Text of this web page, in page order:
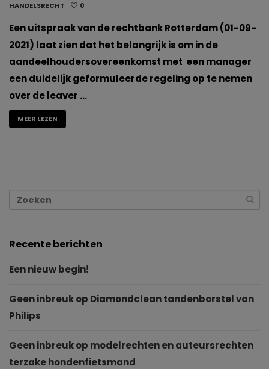
HANDELSRECHT
0
Een uitspraak van de rechtbank Rotterdam (01-09-
2021) laat zien dat het belangrijk is om in de
aandeelhoudersovereenkomst met een manager
een duidelijk geformuleerde regeling op te nemen
over de leaver …
MEER LEZEN
Recente berichten
Een nieuw begin!
Geen inbreuk op Diamondclean tandenborstel van
Philips
Geen inbreuk op modelrechten en auteursrechten
terzake hondenfietsmand